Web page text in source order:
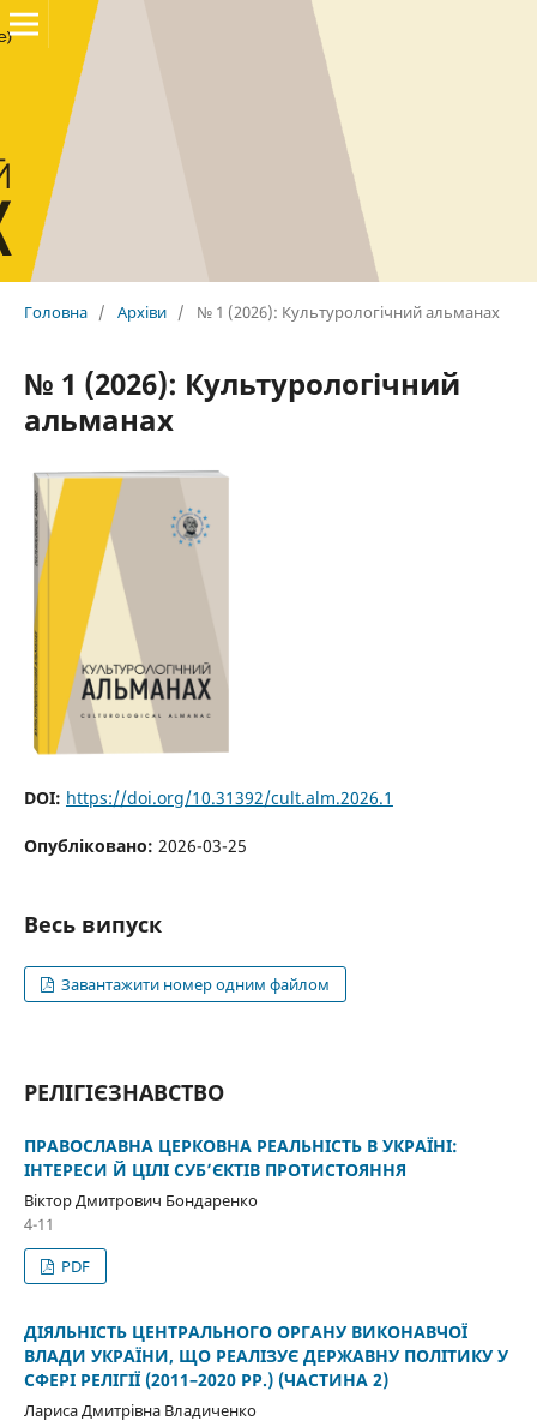
Головна / Архіви / № 1 (2026): Культурологічний альманах
№ 1 (2026): Культурологічний
альманах
DOI: https://doi.org/10.31392/cult.alm.2026.1
Опубліковано: 2026-03-25
Весь випуск
Завантажити номер одним файлом
РЕЛІГІЄЗНАВСТВО
ПРАВОСЛАВНА ЦЕРКОВНА РЕАЛЬНІСТЬ В УКРАЇНІ:
ІНТЕРЕСИ Й ЦІЛІ СУБ’ЄКТІВ ПРОТИСТОЯННЯ
Віктор Дмитрович Бондаренко
4-11
PDF
ДІЯЛЬНІСТЬ ЦЕНТРАЛЬНОГО ОРГАНУ ВИКОНАВЧОЇ
ВЛАДИ УКРАЇНИ, ЩО РЕАЛІЗУЄ ДЕРЖАВНУ ПОЛІТИКУ У
СФЕРІ РЕЛІГІЇ (2011–2020 РР.) (ЧАСТИНА 2)
Лариса Дмитрівна Владиченко